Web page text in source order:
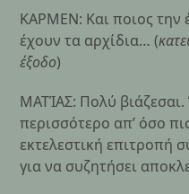
ΚΑΡΜΕΝ: Και ποιος την
έχουν τα αρχίδια… (
έξοδο)
ΜΑΤΊΑΣ: Πολύ
περισσότερο απ’ όσο
εκτελεστική επιτροπή
για να συζητήσει